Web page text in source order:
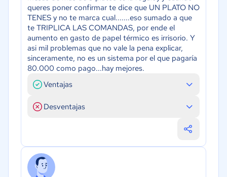
queres poner confirmar te dice que UN PLATO NO
TENES y no te marca cual.......eso sumado a que
te TRIPLICA LAS COMANDAS, por ende el
aumento en gasto de papel térmico es irrisorio. Y
asi mil problemas que no vale la pena explicar,
sinceramente, no es un sistema por el que pagaría
80.000 como pago...hay mejores.
Ventajas
Desventajas